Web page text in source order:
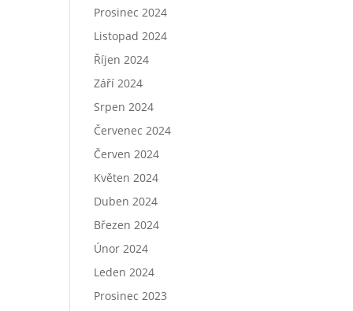
Prosinec 2024
Listopad 2024
Říjen 2024
Září 2024
Srpen 2024
Červenec 2024
Červen 2024
Květen 2024
Duben 2024
Březen 2024
Únor 2024
Leden 2024
Prosinec 2023